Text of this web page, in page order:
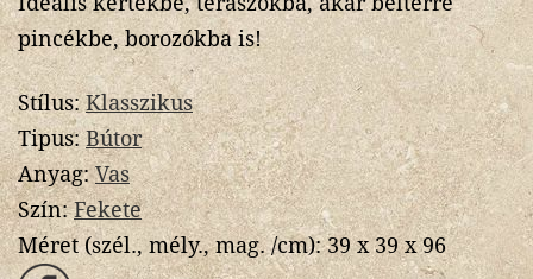
pincékbe, borozókba is!
Stílus:Klasszikus
Tipus:Bútor
Anyag:Vas
Szín:Fekete
Méret (szél., mély., mag. /cm):39 x 39 x 96